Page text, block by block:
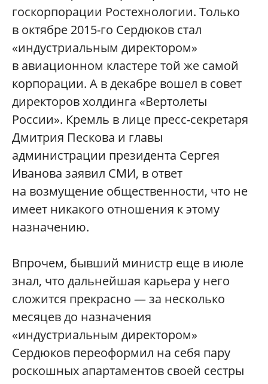
госкорпорации Ростехнологии. Только
в октябре 2015-го Сердюков стал
«индустриальным директором»
в авиационном кластере той же самой
корпорации. А в декабре вошел в совет
директоров холдинга «Вертолеты
России». Кремль в лице пресс-секретаря
Дмитрия Пескова и главы
администрации президента Сергея
Иванова заявил СМИ, в ответ
на возмущение общественности, что не
имеет никакого отношения к этому
назначению.
Впрочем, бывший министр еще в июле
знал, что дальнейшая карьера у него
сложится прекрасно — за несколько
месяцев до назначения
«индустриальным директором»
Сердюков переоформил на себя пару
роскошных апартаментов своей сестры